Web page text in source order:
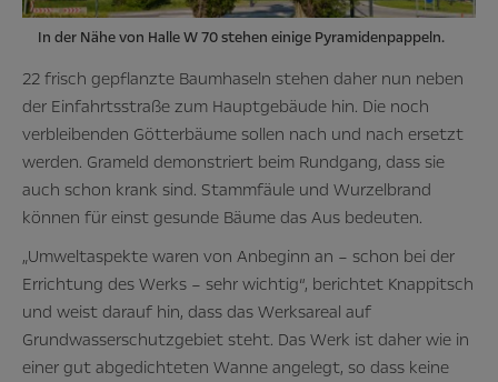
In der Nähe von Halle W 70 stehen einige Pyramidenpappeln.
22 frisch gepflanzte Baumhaseln stehen daher nun neben
der Einfahrtsstraße zum Hauptgebäude hin. Die noch
verbleibenden Götterbäume sollen nach und nach ersetzt
werden. Grameld demonstriert beim Rundgang, dass sie
auch schon krank sind. Stammfäule und Wurzelbrand
können für einst gesunde Bäume das Aus bedeuten.
„Umweltaspekte waren von Anbeginn an – schon bei der
Errichtung des Werks – sehr wichtig“, berichtet Knappitsch
und weist darauf hin, dass das Werksareal auf
Grundwasserschutzgebiet steht. Das Werk ist daher wie in
einer gut abgedichteten Wanne angelegt, so dass keine